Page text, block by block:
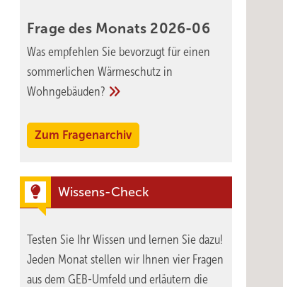
Frage des Monats 2026-06
Was empfehlen Sie bevorzugt für einen
sommerlichen Wärmeschutz in
Wohngebäuden?
Zum Fragenarchiv
Wissens-Check
Testen Sie Ihr Wissen und lernen Sie dazu!
Jeden Monat stellen wir Ihnen vier Fragen
aus dem GEB-Umfeld und erläutern die